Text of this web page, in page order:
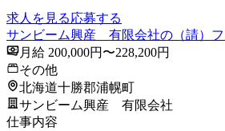
求人を見る応募する
サンビーム興産 有限会社の（請）フ
月給 200,000円〜228,200円
その他
北海道十勝郡浦幌町
サンビーム興産 有限会社
仕事内容